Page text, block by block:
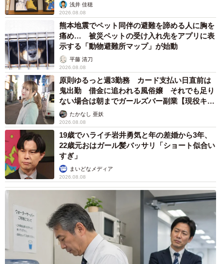
浅井 佳穂
2026.08.08
熊本地震でペット同伴の避難を諦める人に胸を
痛め… 被災ペットの受け入れ先をアプリに表
示する「動物避難所マップ」が始動
平藤 清刀
2026.08.08
原則ゆるっと週3勤務 カード支払い日直前は
鬼出勤 借金に追われる風俗嬢 それでも足り
ない場合は朝までガールズバー副業【現役キャ
ストに取材】
たかなし 亜妖
2026.08.08
19歳でハライチ岩井勇気と年の差婚から3年、
22歳元おはガール髪バッサリ「ショート似合い
すぎ」
まいどなメディア
2026.08.08